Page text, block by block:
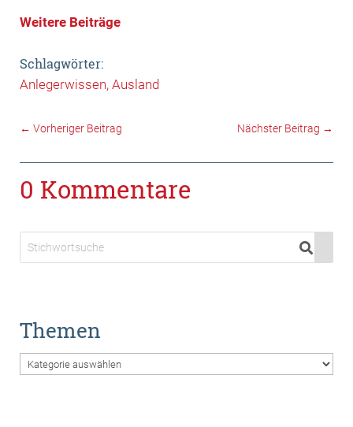
Weitere Beiträge
Schlagwörter:
Anlegerwissen Ausland
← Vorheriger Beitrag Nächster Beitrag →
0 Kommentare
Themen
Themen